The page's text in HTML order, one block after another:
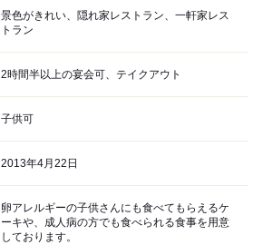
景色がきれい、隠れ家レストラン、一軒家レス
トラン
2時間半以上の宴会可、テイクアウト
子供可
2013年4月22日
卵アレルギーの子供さんにも食べてもらえるケ
ーキや、成人病の方でも食べられる食事を用意
しております。